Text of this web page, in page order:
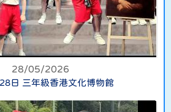
28/05/2026
日 三年級香港文化博物館